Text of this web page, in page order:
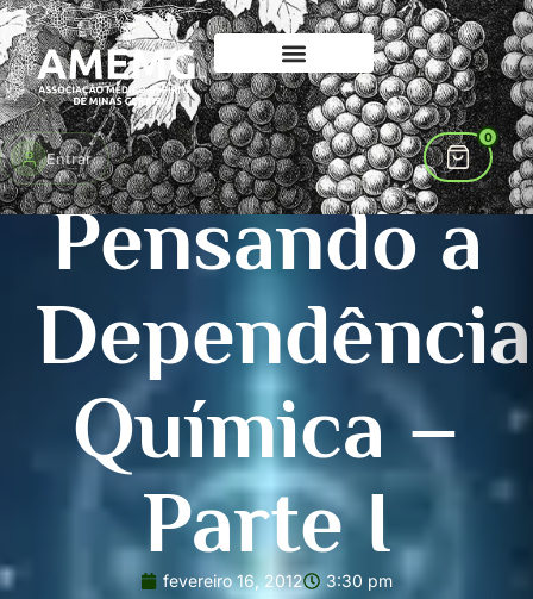
Entrar
0
PORTAL DE CONHECIMENTO
AMEMG
Pensando a
Dependência
Química –
Parte I
fevereiro 16, 2012 3:30 pm